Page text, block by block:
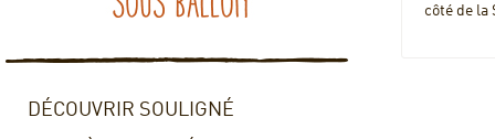
DÉCOUVRIR SOULIGNÉ
côté de la